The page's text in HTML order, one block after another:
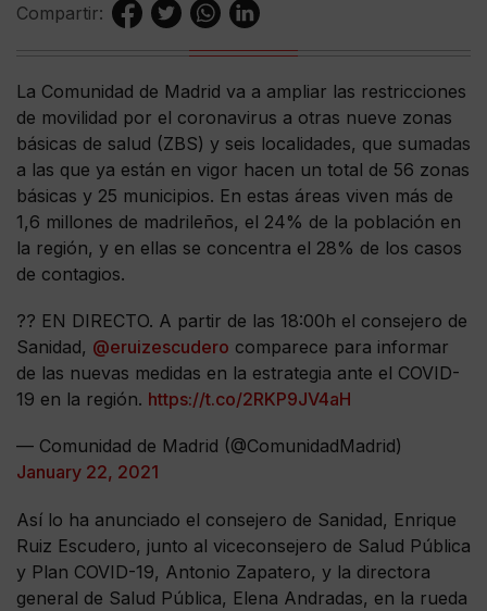
Compartir:
La Comunidad de Madrid va a ampliar las restricciones
de movilidad por el coronavirus a otras nueve zonas
básicas de salud (ZBS) y seis localidades, que sumadas
a las que ya están en vigor hacen un total de 56 zonas
básicas y 25 municipios. En estas áreas viven más de
1,6 millones de madrileños, el 24% de la población en
la región, y en ellas se concentra el 28% de los casos
de contagios.
?? EN DIRECTO. A partir de las 18:00h el consejero de
Sanidad, @eruizescudero comparece para informar
de las nuevas medidas en la estrategia ante el COVID-
19 en la región. https://t.co/2RKP9JV4aH
— Comunidad de Madrid (@ComunidadMadrid)
January 22, 2021
Así lo ha anunciado el consejero de Sanidad, Enrique
Ruiz Escudero, junto al viceconsejero de Salud Pública
y Plan COVID-19, Antonio Zapatero, y la directora
general de Salud Pública, Elena Andradas, en la rueda